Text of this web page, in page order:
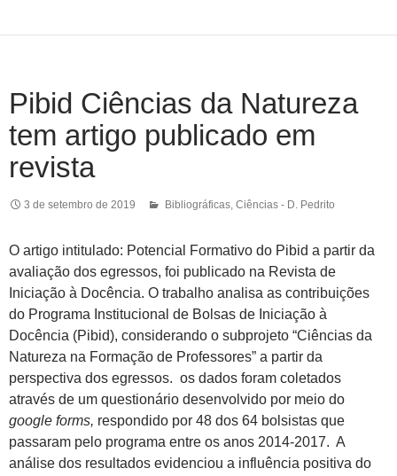
Pibid Ciências da Natureza
tem artigo publicado em
revista
3 de setembro de 2019 Bibliográficas, Ciências - D. Pedrito
O artigo intitulado: Potencial Formativo do Pibid a partir da
avaliação dos egressos, foi publicado na Revista de
Iniciação à Docência. O trabalho analisa as contribuições
do Programa Institucional de Bolsas de Iniciação à
Docência (Pibid), considerando o subprojeto “Ciências da
Natureza na Formação de Professores” a partir da
perspectiva dos egressos. os dados foram coletados
através de um questionário desenvolvido por meio do
google forms, respondido por 48 dos 64 bolsistas que
passaram pelo programa entre os anos 2014-2017. A
análise dos resultados evidenciou a influência positiva do